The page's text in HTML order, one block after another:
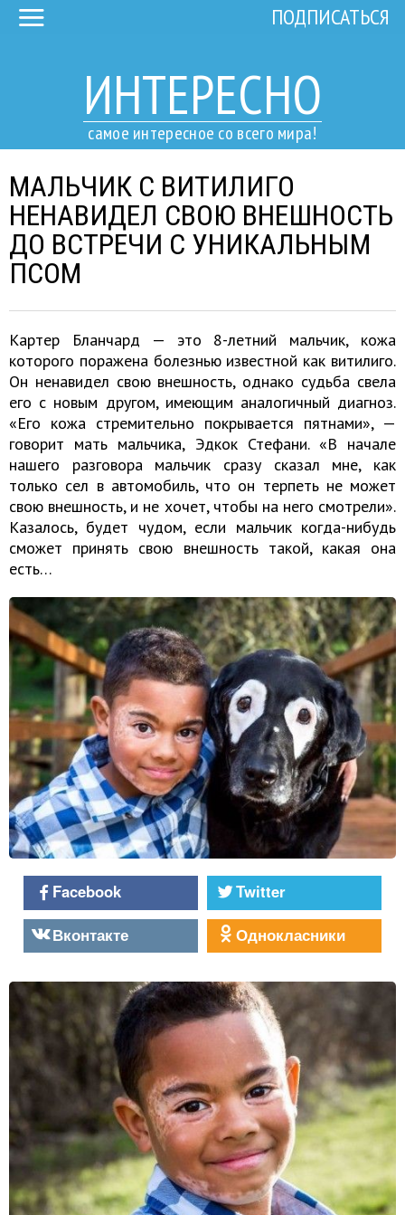
ИНТЕРЕСНО
самое интересное со всего мира!
ПОДПИСАТЬСЯ
МАЛЬЧИК С ВИТИЛИГО
НЕНАВИДЕЛ СВОЮ ВНЕШНОСТЬ
ДО ВСТРЕЧИ С УНИКАЛЬНЫМ
ПСОМ
Картер Бланчард — это 8-летний мальчик, кожа
которого поражена болезнью известной как витилиго.
Он ненавидел свою внешность, однако судьба свела
его с новым другом, имеющим аналогичный диагноз.
«Его кожа стремительно покрывается пятнами», —
говорит мать мальчика, Эдкок Стефани. «В начале
нашего разговора мальчик сразу сказал мне, как
только сел в автомобиль, что он терпеть не может
свою внешность, и не хочет, чтобы на него смотрели».
Казалось, будет чудом, если мальчик когда-нибудь
сможет принять свою внешность такой, какая она
есть…
Facebook
Twitter
Вконтакте
Однокласники